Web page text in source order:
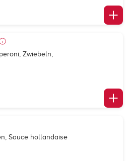
Zwiebeln,
Sauce hollandaise